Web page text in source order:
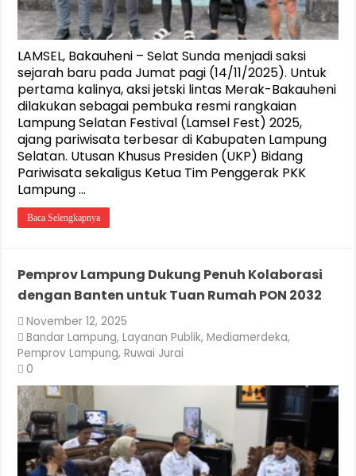
LAMSEL, Bakauheni – Selat Sunda menjadi saksi
sejarah baru pada Jumat pagi (14/11/2025). Untuk
pertama kalinya, aksi jetski lintas Merak-Bakauheni
dilakukan sebagai pembuka resmi rangkaian
Lampung Selatan Festival (Lamsel Fest) 2025,
ajang pariwisata terbesar di Kabupaten Lampung
Selatan. Utusan Khusus Presiden (UKP) Bidang
Pariwisata sekaligus Ketua Tim Penggerak PKK
Lampung …
Baca Selengkapnya
Pemprov Lampung Dukung Penuh Kolaborasi
dengan Banten untuk Tuan Rumah PON 2032
November 12, 2025
Bandar Lampung,Layanan Publik,Mediamerdeka,
Pemprov Lampung,Ruwai Jurai
0